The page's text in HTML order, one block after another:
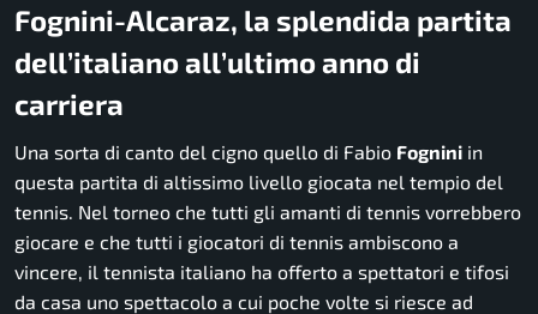
Fognini-Alcaraz, la splendida partita
dell’italiano all’ultimo anno di
carriera
Una sorta di canto del cigno quello di Fabio Fognini in
questa partita di altissimo livello giocata nel tempio del
tennis. Nel torneo che tutti gli amanti di tennis vorrebbero
giocare e che tutti i giocatori di tennis ambiscono a
vincere, il tennista italiano ha offerto a spettatori e tifosi
da casa uno spettacolo a cui poche volte si riesce ad